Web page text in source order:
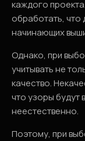
каждого
обработать,
начинающих
Однако, при
учитывать не
качество.
что узоры будут
неестественно.
Поэтому, при